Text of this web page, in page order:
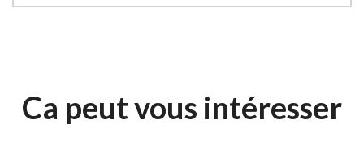
Ca peut vous intéresser